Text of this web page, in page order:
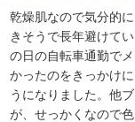
乾燥肌なので気分的
きそうで長年避けて
の日の自転車通勤で
かったのをきっかけ
うになりました。他
が、せっかくなので